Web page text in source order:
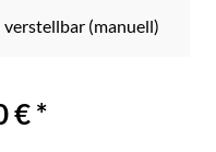
verstellbar (manuell)
€ *